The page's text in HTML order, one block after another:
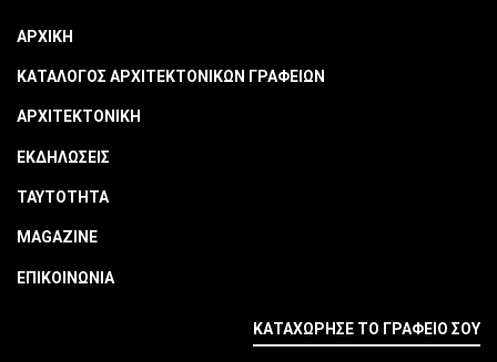
ΑΡΧΙΚΗ
ΚΑΤΑΛΟΓΟΣ ΑΡΧΙΤΕΚΤΟΝΙΚΩΝ ΓΡΑΦΕΙΩΝ
ΑΡΧΙΤΕΚΤΟΝΙΚΗ
ΕΚΔΗΛΩΣΕΙΣ
ΤΑΥΤΟΤΗΤΑ
MAGAZINE
ΕΠΙΚΟΙΝΩΝΙΑ
ΚΑΤΑΧΩΡΗΣΕ ΤΟ ΓΡΑΦΕΙΟ ΣΟΥ